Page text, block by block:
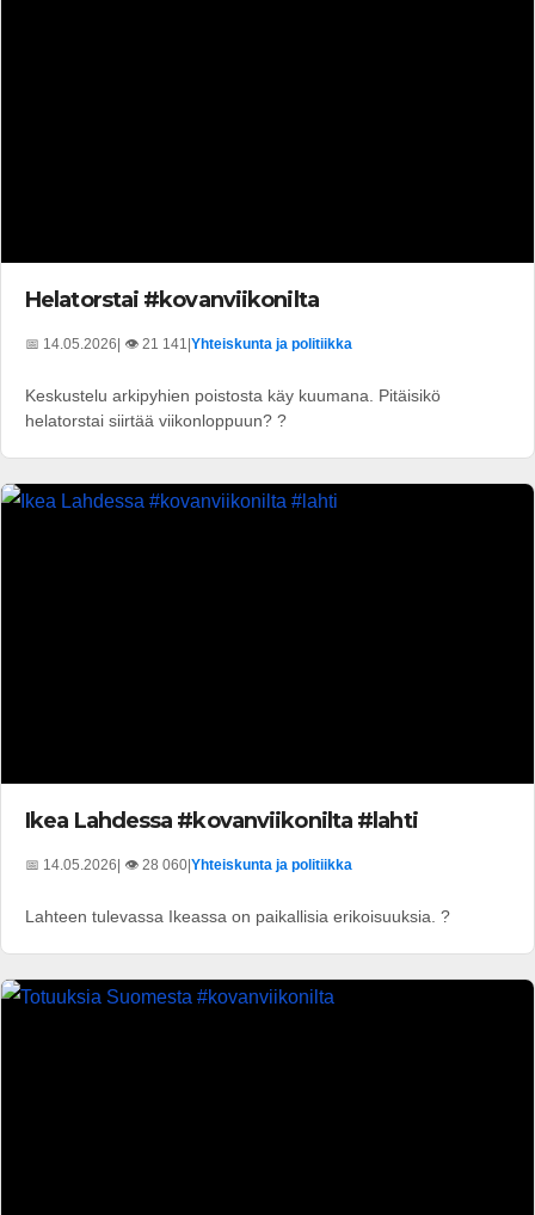
Helatorstai #kovanviikonilta
📅 14.05.2026 | 👁️ 21 141 Yhteiskunta ja politiikka
Keskustelu arkipyhien poistosta käy kuumana. Pitäisikö
helatorstai siirtää viikonloppuun? ?
Ikea Lahdessa #kovanviikonilta #lahti
📅 14.05.2026 | 👁️ 28 060 Yhteiskunta ja politiikka
Lahteen tulevassa Ikeassa on paikallisia erikoisuuksia. ?